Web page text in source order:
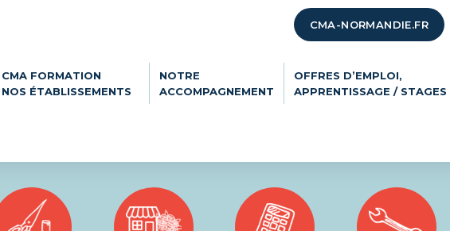
CMA-NORMANDIE.FR
CMA FORMATION
NOS ÉTABLISSEMENTS
NOTRE
ACCOMPAGNEMENT
OFFRES D’EMPLOI,
APPRENTISSAGE / STAGES